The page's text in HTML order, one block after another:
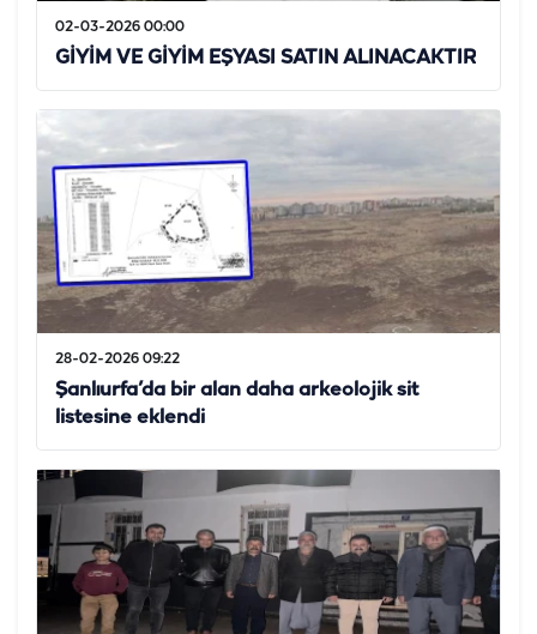
02-03-2026 00:00
GİYİM VE GİYİM EŞYASI SATIN ALINACAKTIR
28-02-2026 09:22
Şanlıurfa’da bir alan daha arkeolojik sit
listesine eklendi